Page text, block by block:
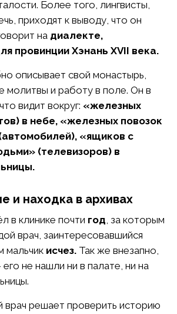
Более того, лингвисты,
приходят к выводу, что он
на диалекте,
провинции Хэнань XVII века.
описывает свой монастырь,
молитвы и работу в поле. Он в
видит вокруг: «железных
в небе, «железных повозок
«ящиков с
(телевизоров) в
и находка в архивах
в клинике почти год, за которым
врач, заинтересовавшийся
мальчик исчез. Так же внезапно,
не нашли ни в палате, ни на
врач решает проверить историю